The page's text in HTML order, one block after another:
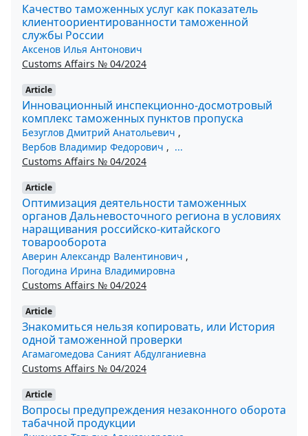
Качество таможенных услуг как показатель
клиентоориентированности таможенной
службы России
Аксенов Илья Антонович
Customs Affairs № 04/2024
Article
Инновационный инспекционно-досмотровый
комплекс таможенных пунктов пропуска
Безуглов Дмитрий Анатольевич ,
Вербов Владимир Федорович , ...
Customs Affairs № 04/2024
Article
Оптимизация деятельности таможенных
органов Дальневосточного региона в условиях
наращивания российско-китайского
товарооборота
Аверин Александр Валентинович ,
Погодина Ирина Владимировна
Customs Affairs № 04/2024
Article
Знакомиться нельзя копировать, или История
одной таможенной проверки
Агамагомедова Саният Абдулганиевна
Customs Affairs № 04/2024
Article
Вопросы предупреждения незаконного оборота
табачной продукции